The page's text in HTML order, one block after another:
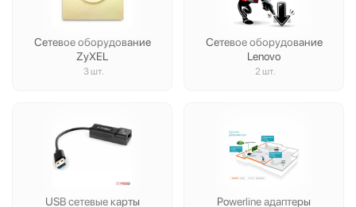
Сетевое оборудование
ZyXEL
3 шт.
Сетевое оборудование
Lenovo
2 шт.
USB сетевые карты Powerline адаптеры